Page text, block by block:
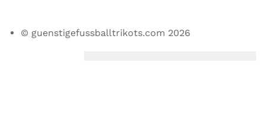
© guenstigefussballtrikots.com 2026